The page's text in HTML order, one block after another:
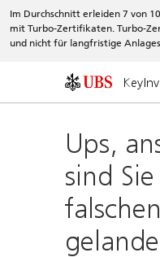
Im Durchschnitt erleiden 7 von
mit Turbo-Zertifikaten. Turbo-
und nicht für langfristige
Ups,
sind